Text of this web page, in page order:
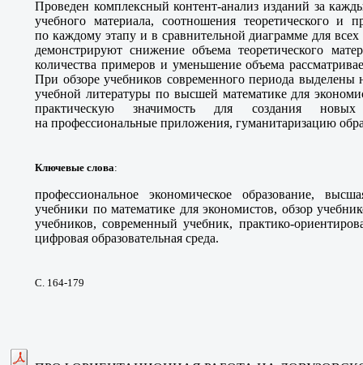
Проведен комплексный контент-анализ изданий за
учебного материала, соотношения теоретического и
по каждому этапу и в сравнительной диаграмме для
демонстрируют снижение объема теоретического
количества примеров и уменьшение объема
При обзоре учебников современного периода выделены
учебной литературы по высшей математике для
практическую значимость для создания новых
на профессиональные приложения, гуманитаризацию
Ключевые слова:
профессиональное экономическое образование,
учебники по математике для экономистов, обзор
учебников, современный учебник, практико-
цифровая образовательная среда.
С. 164-179